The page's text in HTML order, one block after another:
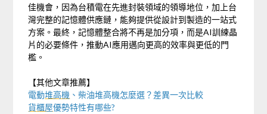
佳機會，因為台積電在先進封裝領域的領導地位，加上台
灣完整的記憶體供應鏈，能夠提供從設計到製造的一站式
方案。最終，記憶體整合將不再是加分項，而是AI訓練晶
片的必要條件，推動AI應用邁向更高的效率與更低的門
檻。
【其他文章推薦】
電動堆高機 、柴油堆高機怎麼選？差異一次比較
貨櫃屋優勢特性有哪些?